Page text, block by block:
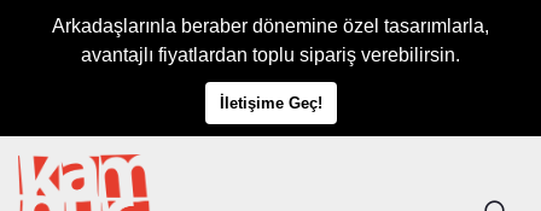
Arkadaşlarınla beraber dönemine özel tasarımlarla,
avantajlı fiyatlardan toplu sipariş verebilirsin.
İletişime Geç!